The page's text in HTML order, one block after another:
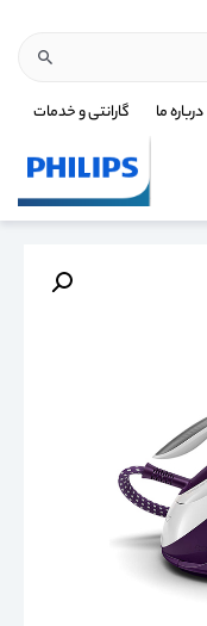
درباره ما گارانتی و خدمات